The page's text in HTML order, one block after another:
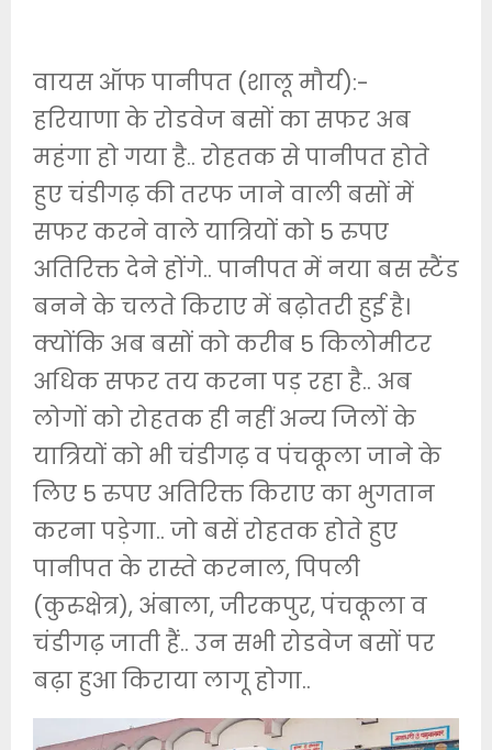
वायस ऑफ पानीपत (शालू मौर्य):-
हरियाणा के रोडवेज बसों का सफर अब
महंगा हो गया है.. रोहतक से पानीपत होते
हुए चंडीगढ़ की तरफ जाने वाली बसों में
सफर करने वाले यात्रियों को 5 रुपए
अतिरिक्त देने होंगे.. पानीपत में नया बस स्टैंड
बनने के चलते किराए में बढ़ोतरी हुई है।
क्योंकि अब बसों को करीब 5 किलोमीटर
अधिक सफर तय करना पड़ रहा है.. अब
लोगों को रोहतक ही नहीं अन्य जिलों के
यात्रियों को भी चंडीगढ़ व पंचकूला जाने के
लिए 5 रुपए अतिरिक्त किराए का भुगतान
करना पड़ेगा.. जो बसें रोहतक होते हुए
पानीपत के रास्ते करनाल, पिपली
(कुरुक्षेत्र), अंबाला, जीरकपुर, पंचकूला व
चंडीगढ़ जाती हैं.. उन सभी रोडवेज बसों पर
बढ़ा हुआ किराया लागू होगा..